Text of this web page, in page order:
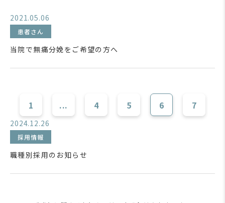
2021.05.06
患者さん
当院で無痛分娩をご希望の方へ
1 ... 4 5 6 7
2024.12.26
採用情報
職種別採用のお知らせ